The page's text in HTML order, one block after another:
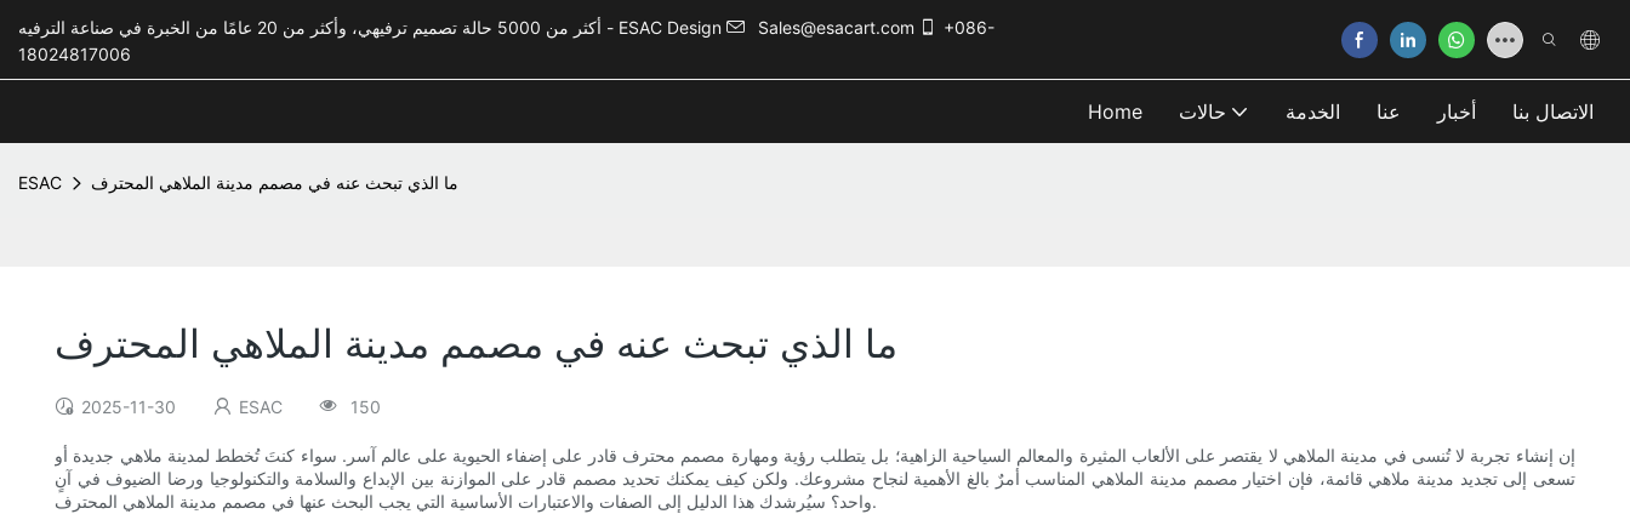
أكثر من 5000 حالة تصميم ترفيهي، وأكثر من 20 عامًا من الخبرة في صناعة الترفيه - ESAC Design Sales@esacart.com
+086-
18024817006
Home حالات الخدمة عنا أخبار الاتصال بنا
ESAC ما الذي تبحث عنه في مصمم مدينة الملاهي المحترف
ما الذي تبحث عنه في مصمم مدينة الملاهي المحترف
2025-11-30 ESAC 150
إن إنشاء تجربة لا تُنسى في مدينة الملاهي لا يقتصر على الألعاب المثيرة والمعالم السياحية الزاهية؛ بل يتطلب رؤية ومهارة مصمم محترف قادر على إضفاء الحيوية على عالم آسر. سواء كنتَ تُخطط لمدينة ملاهي جديدة أو
تسعى إلى تجديد مدينة ملاهي قائمة، فإن اختيار مصمم مدينة الملاهي المناسب أمرٌ بالغ الأهمية لنجاح مشروعك. ولكن كيف يمكنك تحديد مصمم قادر على الموازنة بين الإبداع والسلامة والتكنولوجيا ورضا الضيوف في آنٍ
واحد؟ سيُرشدك هذا الدليل إلى الصفات والاعتبارات الأساسية التي يجب البحث عنها في مصمم مدينة الملاهي المحترف.